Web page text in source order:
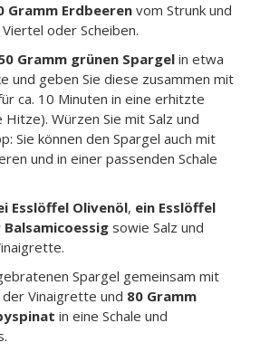
Gramm Erdbeeren vom Strunk und
oder Scheiben.
Gramm grünen Spargel in etwa
und geben Sie diese zusammen mit
ca. 10 Minuten in eine erhitzte
Würzen Sie mit Salz und
Sie können den Spargel auch mit
und in einer passenden Schale
Esslöffel Olivenöl, ein Esslöffel
sowie Salz und
Spargel gemeinsam mit
Vinaigrette und 80 Gramm
in eine Schale und